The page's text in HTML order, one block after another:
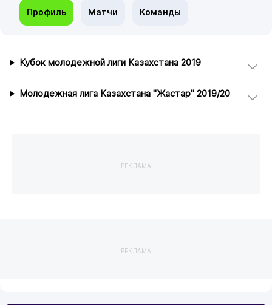
Профиль Матчи Команды
Кубок молодежной лиги Казахстана 2019
Молодежная лига Казахстана "Жастар" 2019/20
РЕКЛАМА
РЕКЛАМА